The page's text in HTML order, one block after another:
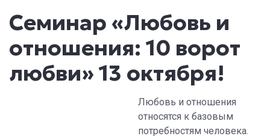
Семинар «Любовь и
отношения: 10 ворот
любви» 13 октября!
Любовь и отношения
относятся к базовым
потребностям человека.